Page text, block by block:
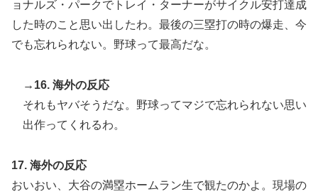
ョナルズ・パークでトレイ・ターナーがサイクル安打達成
した時のこと思い出したわ。最後の三塁打の時の爆走、今
でも忘れられない。野球って最高だな。
→16. 海外の反応
それもヤバそうだな。野球ってマジで忘れられない思い
出作ってくれるわ。
17. 海外の反応
おいおい、大谷の満塁ホームラン生で観たのかよ。現場の